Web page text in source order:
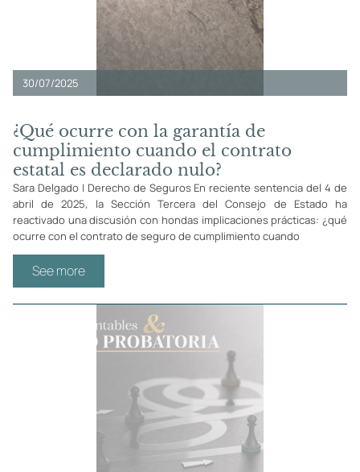
30/07/2025
¿Qué ocurre con la garantía de
cumplimiento cuando el contrato
estatal es declarado nulo?
Sara Delgado | Derecho de Seguros En reciente sentencia del 4 de
abril de 2025, la Sección Tercera del Consejo de Estado ha
reactivado una discusión con hondas implicaciones prácticas: ¿qué
ocurre con el contrato de seguro de cumplimiento cuando
See more